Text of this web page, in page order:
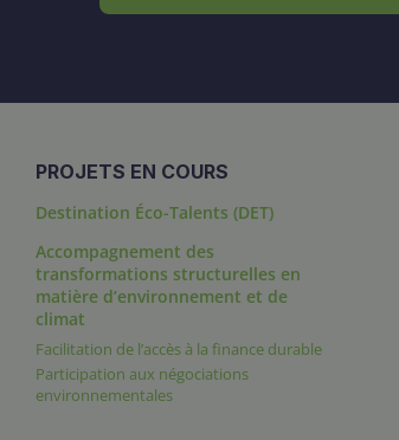
PROJETS EN COURS
Destination Éco-Talents (DET)
Accompagnement des
transformations structurelles en
matière d’environnement et de
climat
Facilitation de l’accès à la finance durable
Participation aux négociations
environnementales